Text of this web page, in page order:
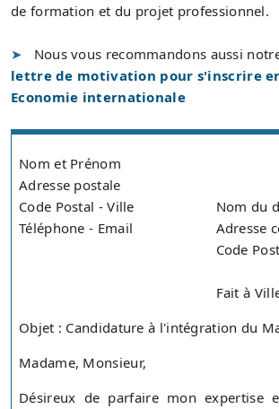
de formation et du projet professionnel.
Nous vous recommandons aussi
lettre de motivation pour s'inscrire
Economie internationale
Nom et Prénom
Adresse postale
Code Postal - Ville
Téléphone - Email
Nom du
Adresse
Code
Fait à
Objet : Candidature à l'intégration du
Madame, Monsieur,
Désireux de parfaire mon expertise